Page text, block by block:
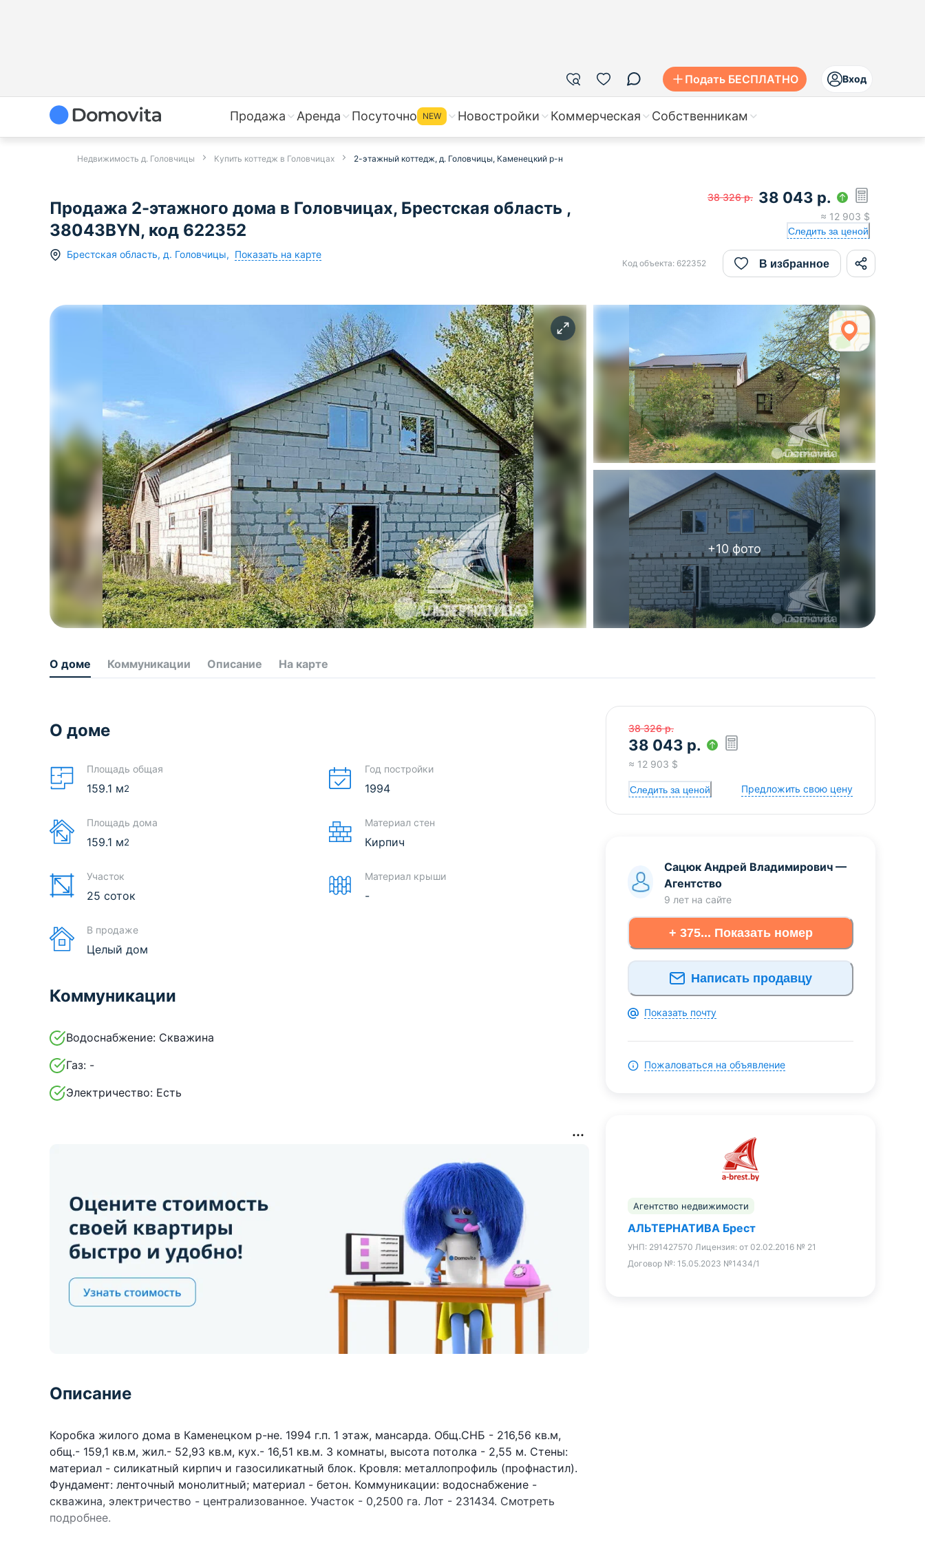
Подать БЕСПЛАТНО Вход
Продажа Аренда Посуточно NEW Новостройки Коммерческая Собственникам
Недвижимость д. Головчицы Купить коттедж в Головчицах 2-этажный коттедж, д. Головчицы, Каменецкий р-н
Продажа 2-этажного дома в Головчицах, Брестская область ,
38043BYN, код 622352
Брестская область, д. Головчицы, Показать на карте
38 326 р. 38 043 р.
≈ 12 903 $
Следить за ценой
Код объекта: 622352 В избранное
+10 фото
О доме Коммуникации Описание На карте
О доме
Площадь общая
159.1 м2
Площадь дома
159.1 м2
Участок
25 соток
В продаже
Целый дом
Год постройки
1994
Материал стен
Кирпич
Материал крыши
-
Коммуникации
Водоснабжение: Скважина
Газ: -
Электричество: Есть
Описание
Коробка жилого дома в Каменецком р-не. 1994 г.п. 1 этаж, мансарда. Общ.СНБ - 216,56 кв.м,
общ.- 159,1 кв.м, жил.- 52,93 кв.м, кух.- 16,51 кв.м. 3 комнаты, высота потолка - 2,55 м. Стены:
материал - силикатный кирпич и газосиликатный блок. Кровля: металлопрофиль (профнастил).
Фундамент: ленточный монолитный; материал - бетон. Коммуникации: водоснабжение -
скважина, электричество - централизованное. Участок - 0,2500 га. Лот - 231434. Смотреть
подробнее.
38 326 р.
38 043 р.
≈ 12 903 $
Следить за ценой Предложить свою цену
Сацюк Андрей Владимирович —
Агентство
9 лет на сайте
+ 375... Показать номер
Написать продавцу
Показать почту
Пожаловаться на объявление
Агентство недвижимости
АЛЬТЕРНАТИВА Брест
УНП: 291427570 Лицензия: от 02.02.2016 № 21
Договор №: 15.05.2023 №1434/1